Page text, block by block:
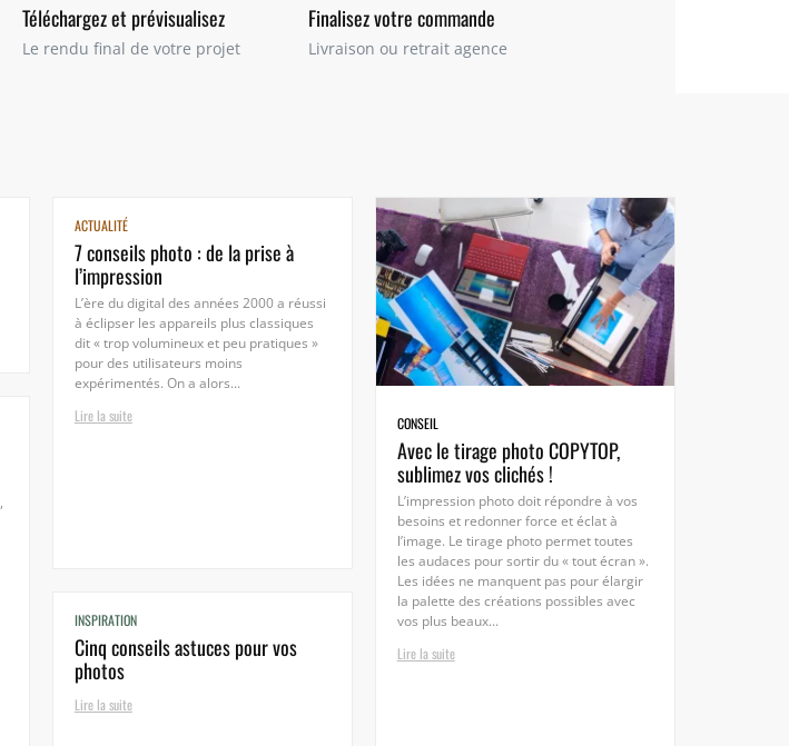
Téléchargez et prévisualisez
Le rendu final de votre projet
Finalisez votre commande
Livraison ou retrait agence
ACTUALITÉ
7 conseils photo : de la prise à
l’impression
L’ère du digital des années 2000 a réussi
à éclipser les appareils plus classiques
dit « trop volumineux et peu pratiques »
pour des utilisateurs moins
expérimentés. On a alors...
Lire la suite
INSPIRATION
Cinq conseils astuces pour vos
photos
Lire la suite
CONSEIL
Avec le tirage photo COPYTOP,
sublimez vos clichés !
L’impression photo doit répondre à vos
besoins et redonner force et éclat à
l’image. Le tirage photo permet toutes
les audaces pour sortir du « tout écran ».
Les idées ne manquent pas pour élargir
la palette des créations possibles avec
vos plus beaux...
Lire la suite